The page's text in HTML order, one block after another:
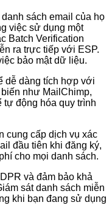
sách email của họ
việc sử dụng một
Batch Verification
ra trực tiếp với ESP.
bảo mật dữ liệu.
dễ dàng tích hợp với
như MailChimp,
động hóa quy trình
cung cấp dịch vụ xác
đầu tiên khi đăng ký,
cho mọi danh sách.
và đảm bảo khả
sát danh sách miễn
khi bạn đang sử dụng